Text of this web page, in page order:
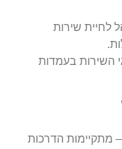
לחיית שירות
השירות בעמדות
– מתקיימות הדרכות